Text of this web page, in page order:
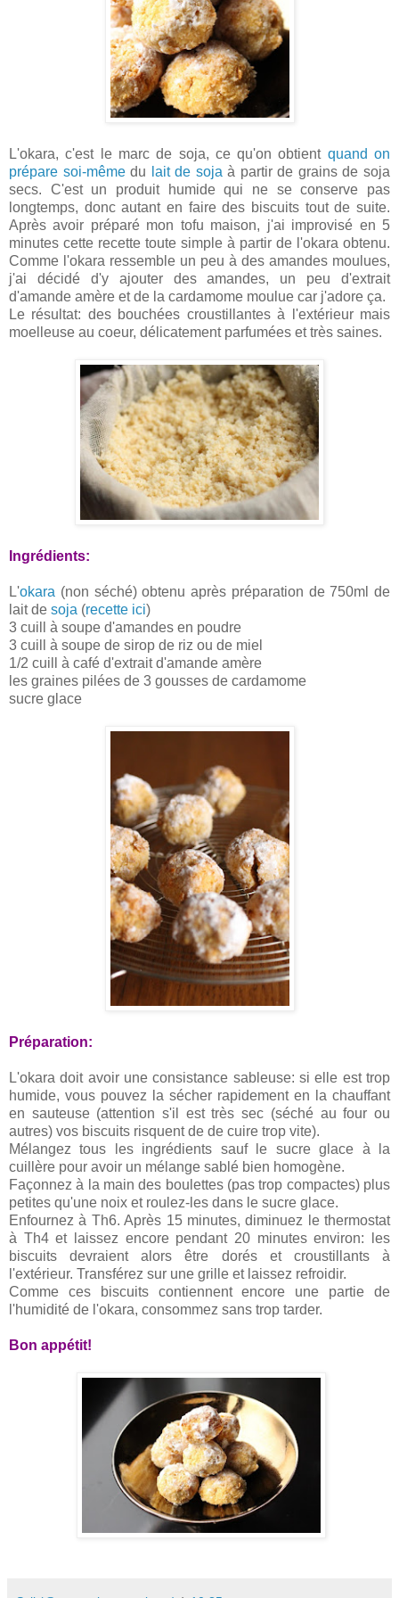
L'okara, c'est le marc de soja, ce qu'on obtient quand on
prépare soi-mêmedu lait de soja à partir de grains de soja
secs. C'est un produit humide qui ne se conserve pas
longtemps, donc autant en faire des biscuits tout de suite.
Après avoir préparé mon tofu maison, j'ai improvisé en 5
minutes cette recette toute simple à partir de l'okara obtenu.
Comme l'okara ressemble un peu à des amandes moulues,
j'ai décidé d'y ajouter des amandes, un peu d'extrait
d'amande amère et de la cardamome moulue car j'adore ça.
Le résultat: des bouchées croustillantes à l'extérieur mais
moelleuse au coeur, délicatement parfumées et très saines.
Ingrédients:
L'okara (non séché) obtenu après préparation de 750ml de
lait de soja (recette ici)
3 cuill à soupe d'amandes en poudre
3 cuill à soupe de sirop de riz ou de miel
1/2 cuill à café d'extrait d'amande amère
les graines pilées de 3 gousses de cardamome
sucre glace
Préparation:
L'okara doit avoir une consistance sableuse: si elle est trop
humide, vous pouvez la sécher rapidement en la chauffant
en sauteuse (attention s'il est très sec (séché au four ou
autres) vos biscuits risquent de de cuire trop vite).
Mélangez tous les ingrédients sauf le sucre glace à la
cuillère pour avoir un mélange sablé bien homogène.
Façonnez à la main des boulettes (pas trop compactes) plus
petites qu'une noix et roulez-les dans le sucre glace.
Enfournez à Th6. Après 15 minutes, diminuez le thermostat
à Th4 et laissez encore pendant 20 minutes environ: les
biscuits devraient alors être dorés et croustillants à
l'extérieur. Transférez sur une grille et laissez refroidir.
Comme ces biscuits contiennent encore une partie de
l'humidité de l'okara, consommez sans trop tarder.
Bon appétit!